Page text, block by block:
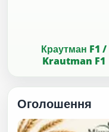
Краутман F1 /
Krautman F1
Оголошення